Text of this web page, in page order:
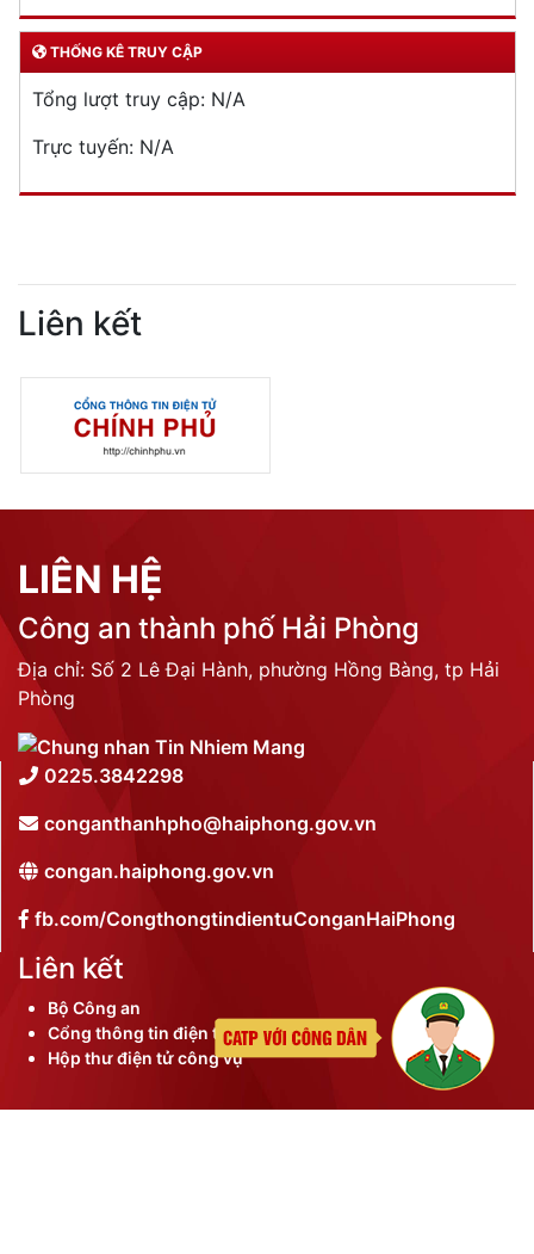
THỐNG KÊ TRUY CẬP
Tổng lượt truy cập: N/A
Trực tuyến: N/A
Liên kết
LIÊN HỆ
Công an thành phố Hải Phòng
Địa chỉ: Số 2 Lê Đại Hành, phường Hồng Bàng, tp Hải
Phòng
0225.3842298
conganthanhpho@haiphong.gov.vn
congan.haiphong.gov.vn
fb.com/CongthongtindientuConganHaiPhong
Liên kết
Bộ Công an
Cổng thông tin điện tử thành phố
Hộp thư điện tử công vụ